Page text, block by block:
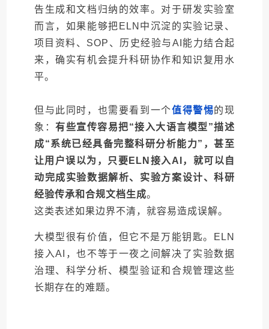
告生成和文档归纳的效率。 对于研发实验室
而言，如果能够把ELN中沉淀的实验记录、
项目资料、SOP、历史经验与AI能力结合起
来，确实有机会提升科研协作和知识复用水
平。
但与此同时，也需要看到一个值得警惕的现
象：有些宣传容易把“接入大语言模型”描述
成“系统已经具备完整科研分析能力”，甚至
让用户误以为，只要ELN接入AI，就可以自
动完成实验数据解析、实验方案设计、科研
经验传承和合规文档生成。
这类表述如果边界不清，就容易造成误解。
大模型很有价值，但它不是万能钥匙。ELN
接入AI，也不等于一夜之间解决了实验数据
治理、科学分析、模型验证和合规管理这些
长期存在的难题。